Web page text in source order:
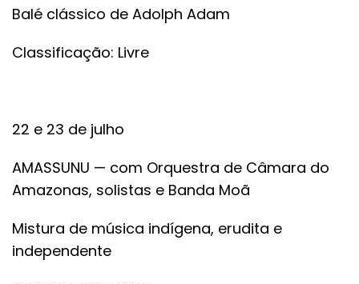
Balé clássico de Adolph Adam
Classificação: Livre
22 e 23 de julho
AMASSUNU — com Orquestra de Câmara do
Amazonas, solistas e Banda Moã
Mistura de música indígena, erudita e
independente